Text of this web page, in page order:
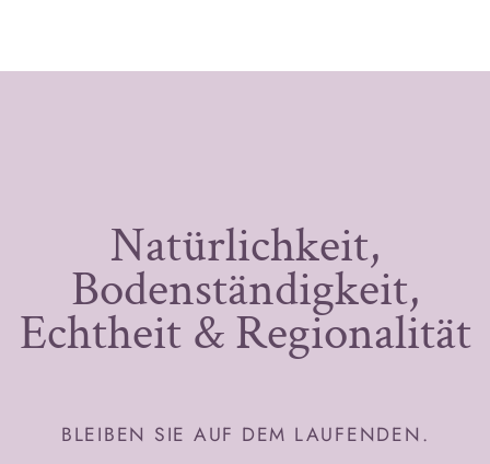
Natürlichkeit,
Bodenständigkeit,
Echtheit & Regionalität
BLEIBEN SIE AUF DEM LAUFENDEN.